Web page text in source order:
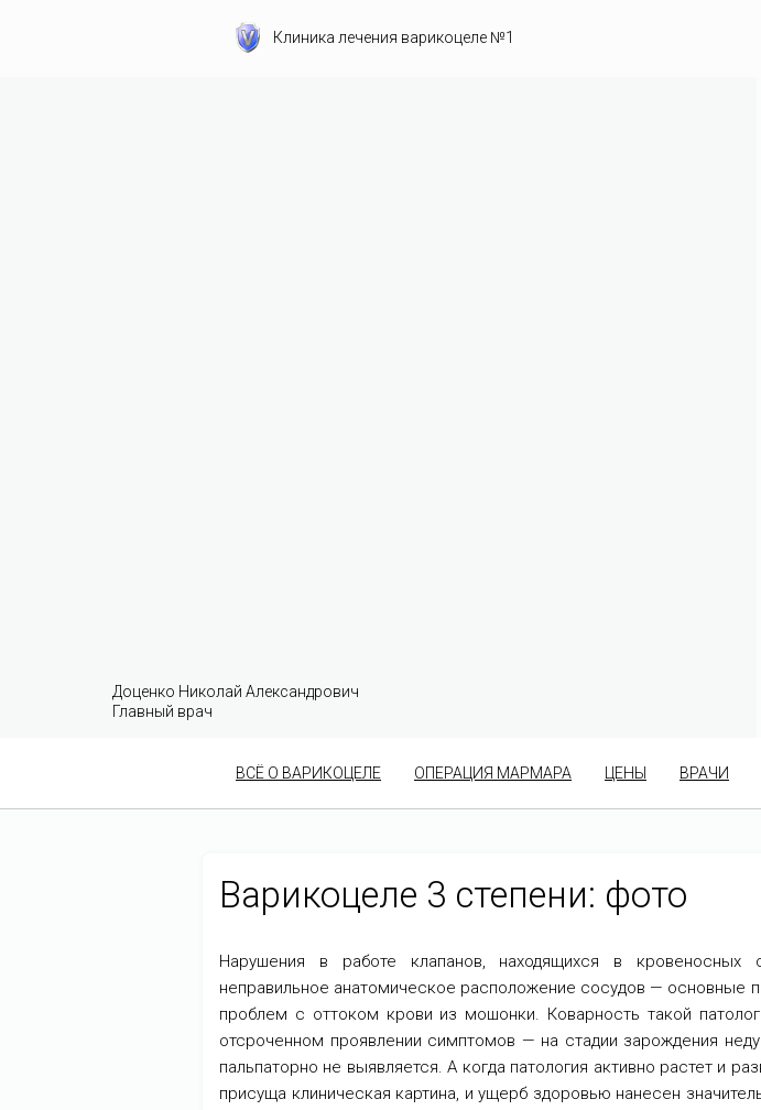
Клиника лечения варикоцеле №1
Доценко Николай Александрович
Главный врач
ВСЁ О ВАРИКОЦЕЛЕ ОПЕРАЦИЯ МАРМАРА ЦЕНЫ ВРАЧИ
Варикоцеле 3 степени: фото
Нарушения в работе клапанов, находящихся в кровеносных
неправильное анатомическое расположение сосудов — основные
проблем с оттоком крови из мошонки. Коварность такой
отсроченном проявлении симптомов — на стадии зарождения
пальпаторно не выявляется. А когда патология активно растет и
присуща клиническая картина, и ущерб здоровью нанесен